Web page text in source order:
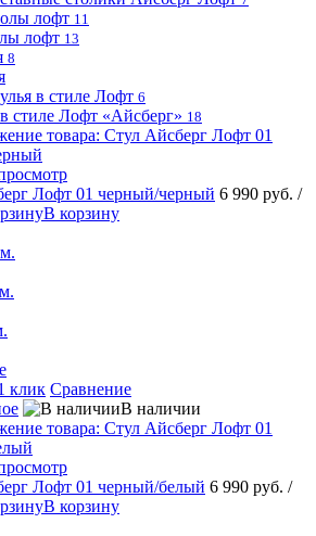
лофт 11
лофт 13
8
в стиле Лофт 6
стиле Лофт «Айсберг» 18
Лофт 01 черный/черный 6 990 руб. /
В корзину
клик Сравнение
В наличии
Лофт 01 черный/белый 6 990 руб. /
В корзину